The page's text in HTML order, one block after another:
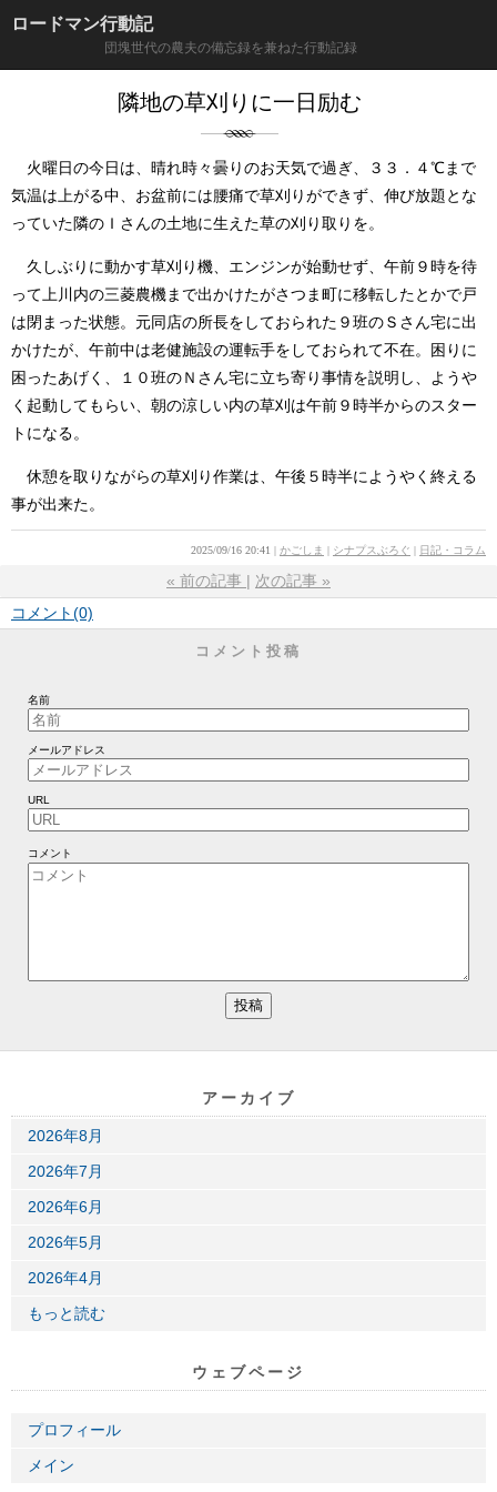
ロードマン行動記
団塊世代の農夫の備忘録を兼ねた行動記録
隣地の草刈りに一日励む
火曜日の今日は、晴れ時々曇りのお天気で過ぎ、３３．４℃まで
気温は上がる中、お盆前には腰痛で草刈りができず、伸び放題とな
っていた隣のＩさんの土地に生えた草の刈り取りを。
久しぶりに動かす草刈り機、エンジンが始動せず、午前９時を待
って上川内の三菱農機まで出かけたがさつま町に移転したとかで戸
は閉まった状態。元同店の所長をしておられた９班のＳさん宅に出
かけたが、午前中は老健施設の運転手をしておられて不在。困りに
困ったあげく、１０班のＮさん宅に立ち寄り事情を説明し、ようや
く起動してもらい、朝の涼しい内の草刈は午前９時半からのスター
トになる。
休憩を取りながらの草刈り作業は、午後５時半にようやく終える
事が出来た。
2025/09/16 20:41 かごしま シナプスぶろぐ 日記・コラム
« 前の記事 次の記事 »
コメント(0)
コメント投稿
名前
メールアドレス
URL
コメント
アーカイブ
2026年8月
2026年7月
2026年6月
2026年5月
2026年4月
もっと読む
ウェブページ
プロフィール
メイン